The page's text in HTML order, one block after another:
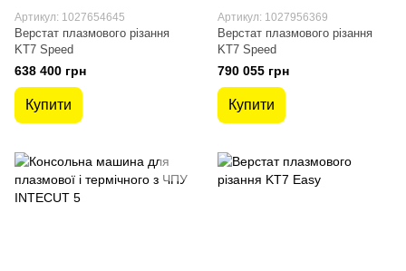
Артикул: 1027654645
Верстат плазмового різання
KT7 Speed
638 400 грн
Купити
Артикул: 1027956369
Верстат плазмового різання
KT7 Speed
790 055 грн
Купити